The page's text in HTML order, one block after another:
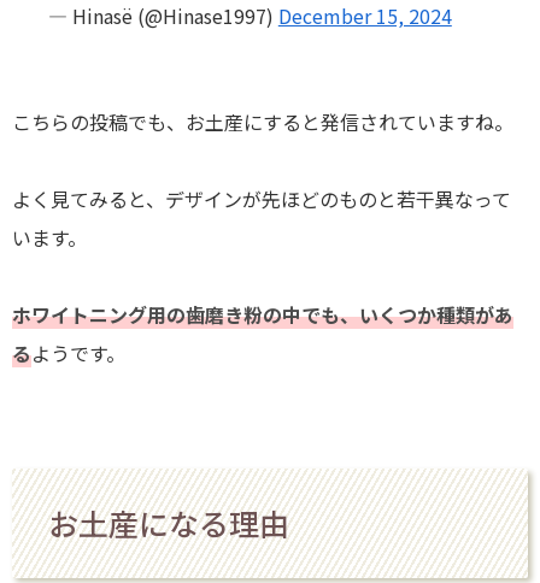
— Hinasë (@Hinase1997) December 15, 2024
こちらの投稿でも、お土産にすると発信されていますね。
よく見てみると、デザインが先ほどのものと若干異なって
います。
ホワイトニング用の歯磨き粉の中でも、いくつか種類があ
るようです。
お土産になる理由